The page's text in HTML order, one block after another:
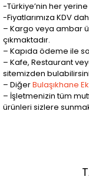
-Türkiye’nin her
-Fiyatlarımıza KDV
– Kargo veya ambar
çıkmaktadır.
– Kapıda ödeme ile
– Kafe, Restaurant
sitemizden
– DiğerBulaşıkhane
– İşletmenizin tüm
ürünleri sizlere